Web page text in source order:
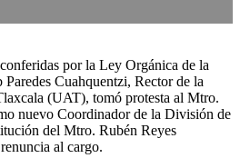
por la Ley Orgánica de la
Cuahquentzi, Rector de la
(UAT), tomó protesta al Mtro.
nuevo Coordinador de la División de
del Mtro. Rubén Reyes
al cargo.